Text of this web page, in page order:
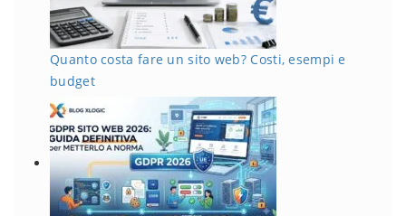
Quanto costa fare un sito web? Costi, esempi e
budget